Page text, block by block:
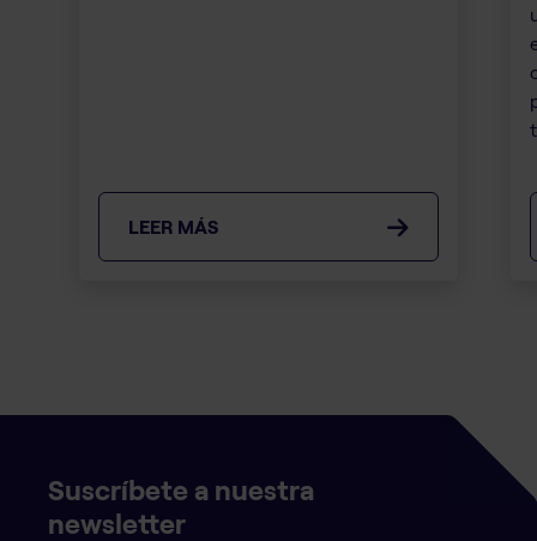
LEER MÁS
Suscríbete a nuestra
newsletter